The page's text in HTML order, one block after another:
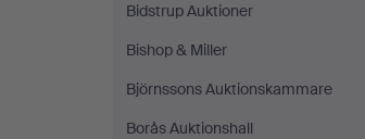
Bidstrup Auktioner
Bishop & Miller
Björnssons Auktionskammare
Borås Auktionshall